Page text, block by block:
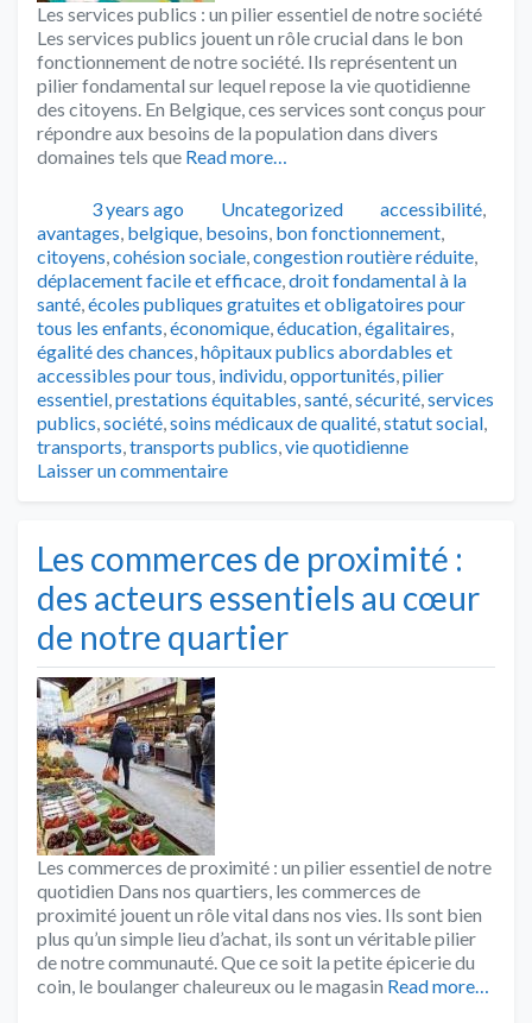
Les services publics : un pilier essentiel de notre société
Les services publics jouent un rôle crucial dans le bon
fonctionnement de notre société. Ils représentent un
pilier fondamental sur lequel repose la vie quotidienne
des citoyens. En Belgique, ces services sont conçus pour
répondre aux besoins de la population dans divers
domaines tels que Read more…
Publié3 years ago Catégories
Uncategorized Tags
accessibilité,
avantages, belgique, besoins, bon fonctionnement,
citoyens,cohésion sociale,congestion routière réduite,
déplacement facile et efficace,droit fondamental à la
santé,écoles publiques gratuites et obligatoires pour
tous les enfants,économique,éducation,égalitaires,
égalité des chances,hôpitaux publics abordables et
accessibles pour tous, individu,opportunités,pilier
essentiel,prestations équitables,santé,sécurité,services
publics,société,soins médicaux de qualité,statut social,
transports,transports publics,vie quotidienne
Laisser un commentaire
Les commerces de proximité :
des acteurs essentiels au cœur
de notre quartier
Les commerces de proximité : un pilier essentiel de notre
quotidien Dans nos quartiers, les commerces de
proximité jouent un rôle vital dans nos vies. Ils sont bien
plus qu’un simple lieu d’achat, ils sont un véritable pilier
de notre communauté. Que ce soit la petite épicerie du
coin, le boulanger chaleureux ou le magasin Read more…